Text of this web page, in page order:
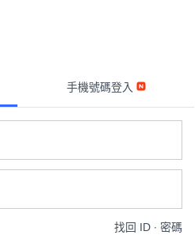
手機號碼登入
找回 ID ∙ 密碼